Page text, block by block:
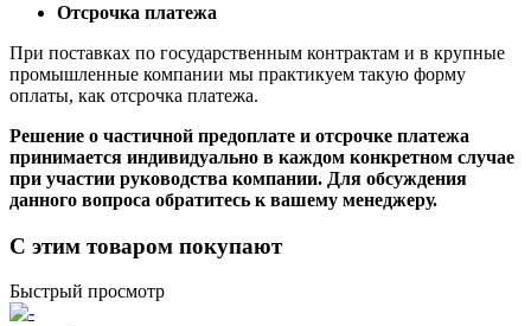
Отсрочка платежа
При поставках по государственным контрактам и в крупные
промышленные компании мы практикуем такую форму
оплаты, как отсрочка платежа.
Решение о частичной предоплате и отсрочке платежа
принимается индивидуально в каждом конкретном случае
при участии руководства компании. Для обсуждения
данного вопроса обратитесь к вашему менеджеру.
С этим товаром покупают
Быстрый просмотр